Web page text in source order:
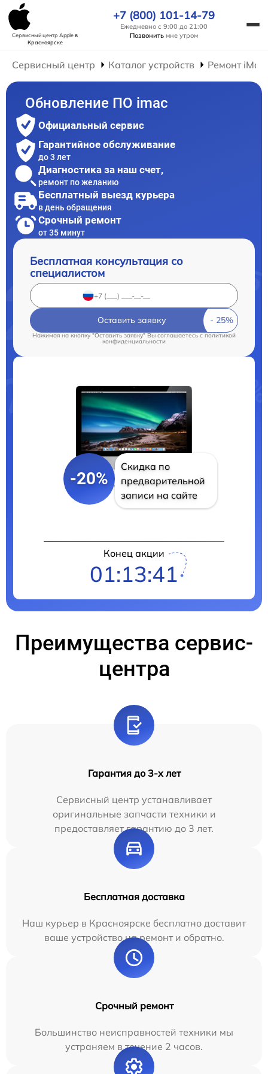
Сервисный центр Appleв
Красноярске
+7 (800) 101-14-79
Ежедневно с 9:00 до 21:00
Позвонить мне утром
Сервисный центр Каталог устройств Ремонт iMac
Обновление ПО imac
Официальный сервис
Гарантийное обслуживание
до 3 лет
Диагностика за наш счет,
ремонт по желанию
Бесплатный выезд курьера
в день обращения
Срочный ремонт
от 35 минут
Бесплатная консультация со
специалистом
Оставить заявку
Нажимая на кнопку "Оставить заявку" Вы соглашаетесь cполитикой
конфиденциальности
-20%
Скидка по
предварительной
записи на сайте
Конец акции
01:13:41
Преимущества сервис-
центра
Гарантия до 3-х лет
Сервисный центр устанавливает
оригинальные запчасти техники и
предоставляет гарантию до 3 лет.
Бесплатная доставка
Наш курьер в Красноярске бесплатно доставит
ваше устройство на ремонт и обратно.
Срочный ремонт
Большинство неисправностей техники мы
устраняем в течение 2 часов.